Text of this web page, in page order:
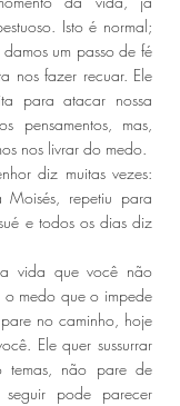
Isto é normal;
um passo de fé
nos fazer recuar. Ele
para atacar nossa
pensamentos, mas,
nos livrar do medo.
diz muitas vezes:
repetiu para
e todos os dias diz
vida que você não
o medo que o impede
no caminho, hoje
Ele quer sussurrar
temas, não pare de
pode parecer